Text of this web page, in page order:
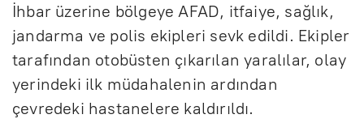
İhbar üzerine bölgeye AFAD, itfaiye, sağlık,
jandarma ve polis ekipleri sevk edildi. Ekipler
tarafından otobüsten çıkarılan yaralılar, olay
yerindeki ilk müdahalenin ardından
çevredeki hastanelere kaldırıldı.